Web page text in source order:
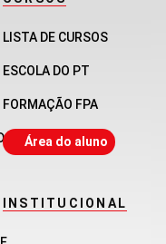
LISTA DE CURSOS
ESCOLA DO PT
FORMAÇÃO FPA
Área do aluno
INSTITUCIONAL